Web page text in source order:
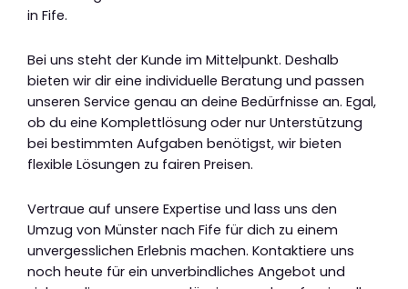
in Fife.
Bei uns steht der Kunde im Mittelpunkt. Deshalb
bieten wir dir eine individuelle Beratung und passen
unseren Service genau an deine Bedürfnisse an. Egal,
ob du eine Komplettlösung oder nur Unterstützung
bei bestimmten Aufgaben benötigst, wir bieten
flexible Lösungen zu fairen Preisen.
Vertraue auf unsere Expertise und lass uns den
Umzug von Münster nach Fife für dich zu einem
unvergesslichen Erlebnis machen. Kontaktiere uns
noch heute für ein unverbindliches Angebot und